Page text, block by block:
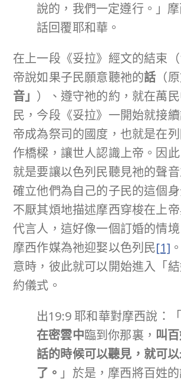
說的，我們一定遵行。」
話回覆耶和華。
在上一段《妥拉》經文的結束
帝說如果子民願意聽祂的話 （
音」 ）、遵守祂的約，就在萬
民，今段《妥拉》一開始就接
帝成為祭司的國度，也就是在
作橋樑，讓世人認識上帝。因
就是要讓以色列民聽見祂的聲音
確立他們為自己的子民的這個
不厭其煩地描述摩西穿梭在上
代言人，這好像一個訂婚的情
摩西作媒為祂迎娶以色列民[1]
意時，彼此就可以開始進入「
約儀式。
出19:9 耶和華對摩西說：
在密雲中臨到你那裏， 叫
話的時候可以聽見，就可
了。 」於是，摩西將百姓